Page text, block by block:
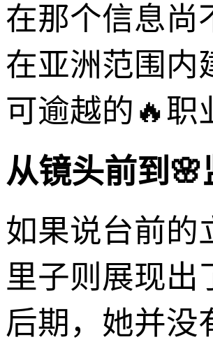
在那个信息尚
在亚洲范围内
可逾越的🔥
从镜头前到
如果说台前的
里子则展现出
后期，她并没